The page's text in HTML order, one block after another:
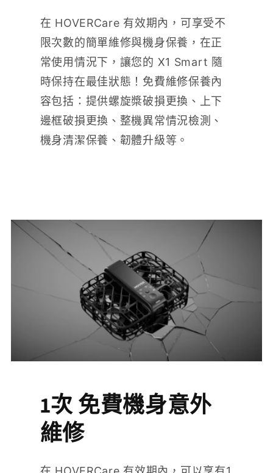
在 HOVERCare 有效期內，可享受不
限次數的簡單維修與機身保養，在正
常使用情況下，讓您的 X1 Smart 隨
時保持在最佳狀態！免費維修保養內
容包括：提供螺旋槳破損更換、上下
邊框破損更換、整機異常情況檢測、
機身清潔保養、韌體升級等。
1次 免費機身意外
維修